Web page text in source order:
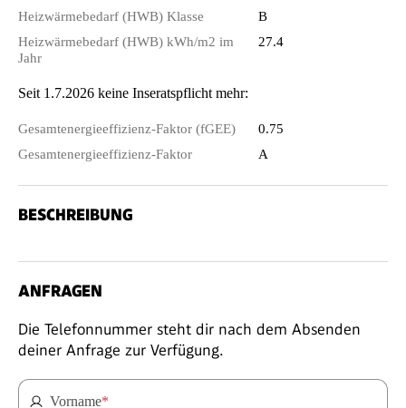
Heizwärmebedarf (HWB) Klasse
B
Heizwärmebedarf (HWB) kWh/m2 im
Jahr
27.4
Seit 1.7.2026 keine Inseratspflicht mehr:
Gesamtenergieeffizienz-Faktor (fGEE)
0.75
Gesamtenergieeffizienz-Faktor
A
BESCHREIBUNG
ANFRAGEN
Die Telefonnummer steht dir nach dem Absenden
deiner Anfrage zur Verfügung.
Vorname*